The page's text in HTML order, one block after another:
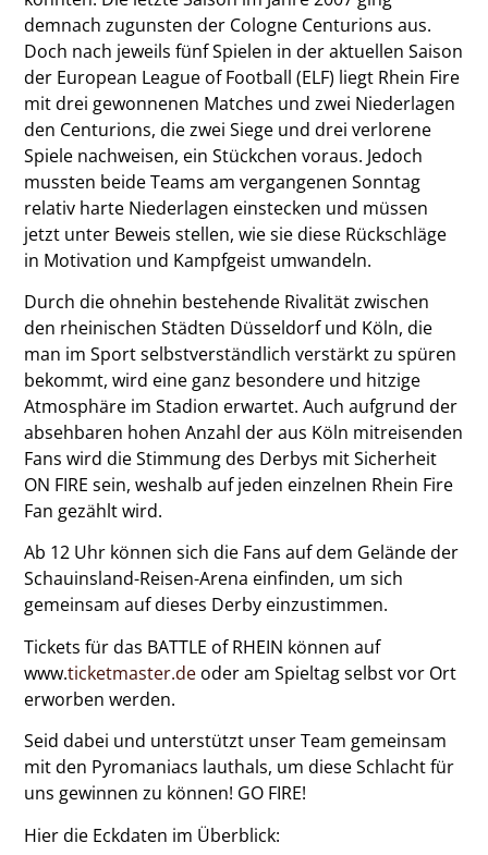
demnach zugunsten der Cologne Centurions aus.
Doch nach jeweils fünf Spielen in der aktuellen Saison
der European League of Football (ELF) liegt Rhein Fire
mit drei gewonnenen Matches und zwei Niederlagen
den Centurions, die zwei Siege und drei verlorene
Spiele nachweisen, ein Stückchen voraus. Jedoch
mussten beide Teams am vergangenen Sonntag
relativ harte Niederlagen einstecken und müssen
jetzt unter Beweis stellen, wie sie diese Rückschläge
in Motivation und Kampfgeist umwandeln.
Durch die ohnehin bestehende Rivalität zwischen
den rheinischen Städten Düsseldorf und Köln, die
man im Sport selbstverständlich verstärkt zu spüren
bekommt, wird eine ganz besondere und hitzige
Atmosphäre im Stadion erwartet. Auch aufgrund der
absehbaren hohen Anzahl der aus Köln mitreisenden
Fans wird die Stimmung des Derbys mit Sicherheit
ON FIRE sein, weshalb auf jeden einzelnen Rhein Fire
Fan gezählt wird.
Ab 12 Uhr können sich die Fans auf dem Gelände der
Schauinsland-Reisen-Arena einfinden, um sich
gemeinsam auf dieses Derby einzustimmen.
Tickets für das BATTLE of RHEIN können auf
www.ticketmaster.de oder am Spieltag selbst vor Ort
erworben werden.
Seid dabei und unterstützt unser Team gemeinsam
mit den Pyromaniacs lauthals, um diese Schlacht für
uns gewinnen zu können! GO FIRE!
Hier die Eckdaten im Überblick: